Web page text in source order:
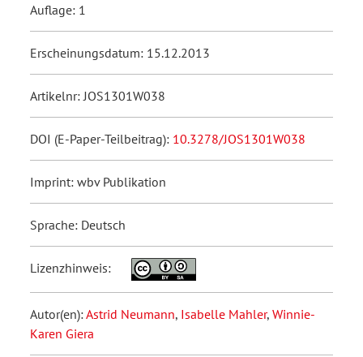
Auflage: 1
Erscheinungsdatum: 15.12.2013
Artikelnr: JOS1301W038
DOI (E-Paper-Teilbeitrag): 10.3278/JOS1301W038
Imprint: wbv Publikation
Sprache: Deutsch
Lizenzhinweis:
Autor(en):Astrid Neumann, Isabelle Mahler, Winnie-
Karen Giera